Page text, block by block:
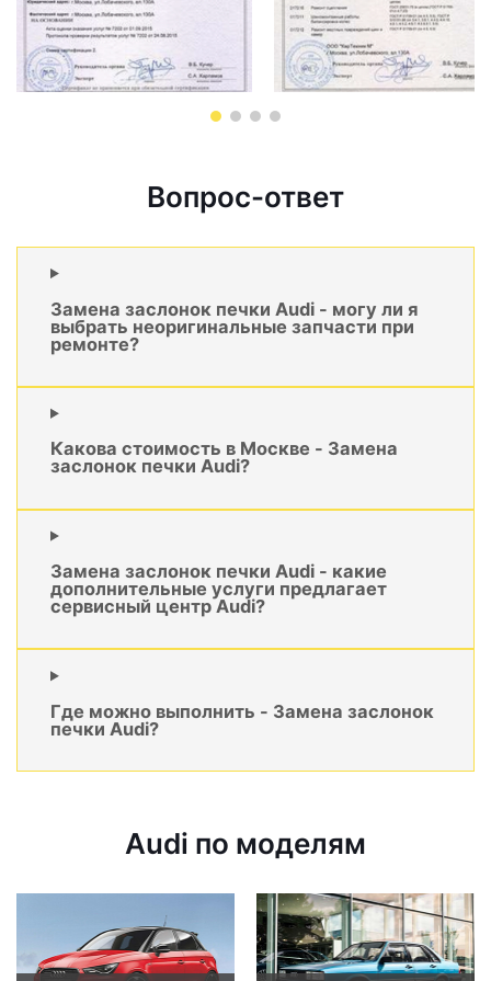
Вопрос-ответ
Замена заслонок печки Audi - могу ли я
выбрать неоригинальные запчасти при
ремонте?
Какова стоимость в Москве - Замена
заслонок печки Audi?
Замена заслонок печки Audi - какие
дополнительные услуги предлагает
сервисный центр Audi?
Где можно выполнить - Замена заслонок
печки Audi?
Audi по моделям